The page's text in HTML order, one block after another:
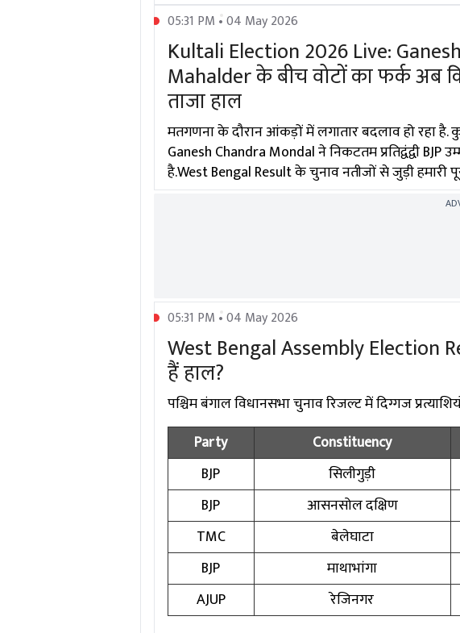
05:31 PM • 04 May 2026
Kultali Election 2026 Live:
Mahalder के बीच वोटों का फर्क अब
ताजा हाल
मतगणना के दौरान आंकड़ों में लगातार बदलाव हो रहा
Ganesh Chandra Mondal ने निकटतम प्रतिद्वंद्वी
है.West Bengal Result के चुनाव नतीजों से जुड़ी
05:31 PM • 04 May 2026
West Bengal Assembly Election
हैं हाल?
पश्चिम बंगाल विधानसभा चुनाव रिजल्ट में दिग्गज
Party
Constituency
BJP
सिलीगुड़ी
BJP
आसनसोल दक्षिण
TMC
बेलेघाटा
BJP
माथाभांगा
AJUP
रेजिनगर